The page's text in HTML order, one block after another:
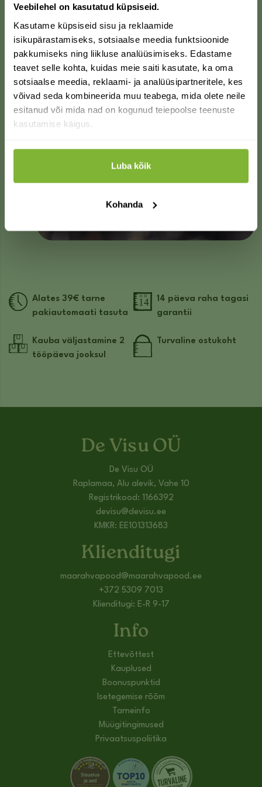
Veebilehel on kasutatud küpsiseid.
Kasutame küpsiseid sisu ja reklaamide
isikupärastamiseks, sotsiaalse meedia funktsioonide
pakkumiseks ning liikluse analüüsimiseks. Edastame
teavet selle kohta, kuidas meie saiti kasutate, ka oma
sotsiaalse meedia, reklaami- ja analüüsipartneritele, kes
võivad seda kombineerida muu teabega, mida olete neile
esitanud või mida nad on kogunud teiepoolse teenuste
kasutamise käigus.
Luba kõik
Kohanda
Hauaküünal 60h
€3.50
Alates 39€ tarne
pakiautomaati tasuta
14 päeva raha tagasi
garantii
Kauba väljastamine 2
tööpäeva jooksul
Turvaline ostukoht
De Visu OÜ
De Visu OÜ
Raplamaa, Alu alevik, Vahe 10
Registrikood: 1166392
devisu@devisu.ee
KMKR: EE101313683
Klienditugi
maarahvapood@maarahvapood.ee
+372 5309 7013
Klienditugi: E-R 9-17
Info
Ettevõttest
Kauplused
Boonuspunktid
Isetegemise rõõm
Tarneinfo
Müügitingimused
Privaatsuspoliitika
Soovid saada
soodustust?
SOOVIN SOODUSTUST